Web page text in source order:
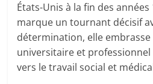
États-Unis à la fin des années
marque un tournant décisif
détermination, elle
universitaire et
vers le travail social et